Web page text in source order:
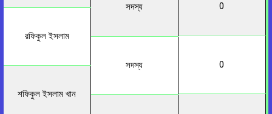
রফিকুল ইসলাম
শফিকুল ইসলাম খান
সদস্য
সদস্য
0
0